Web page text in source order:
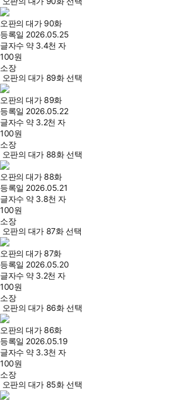
오판의 대가 90화
등록일 2026.05.25
글자수 약 3.4천 자
100원
소장
오판의 대가 89화 선택
오판의 대가 89화
등록일 2026.05.22
글자수 약 3.2천 자
100원
소장
오판의 대가 88화 선택
오판의 대가 88화
등록일 2026.05.21
글자수 약 3.8천 자
100원
소장
오판의 대가 87화 선택
오판의 대가 87화
등록일 2026.05.20
글자수 약 3.2천 자
100원
소장
오판의 대가 86화 선택
오판의 대가 86화
등록일 2026.05.19
글자수 약 3.3천 자
100원
소장
오판의 대가 85화 선택